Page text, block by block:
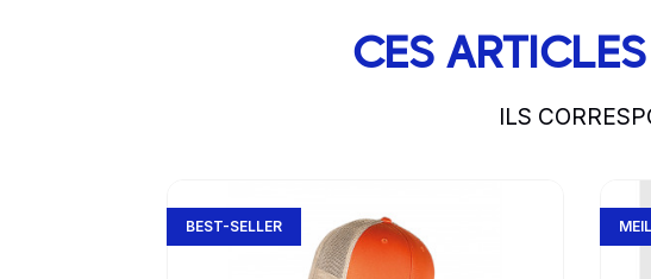
CES
ILS
BEST-SELLER
Go